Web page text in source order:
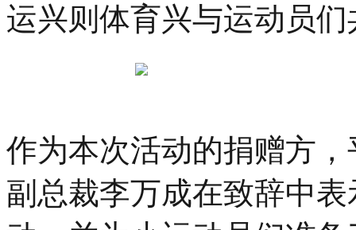
运兴则体育兴与运动员们
作为本次活动的捐赠方
副总裁李万成在致辞中